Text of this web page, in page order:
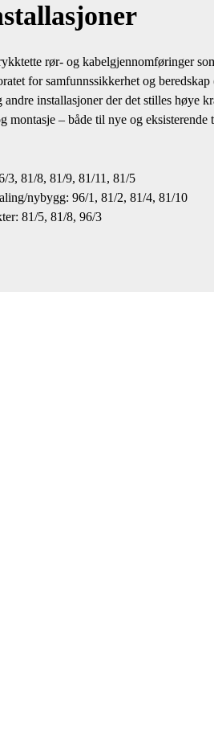
rør- og kabelgjennomføringer
for samfunnssikkerhet og
installasjoner der det stilles høye
montasje – både til nye og eksisterende
3, 81/8, 81/9, 81/11, 81/5
nybygg: 96/1, 81/2, 81/4, 81/10
81/5, 81/8, 96/3